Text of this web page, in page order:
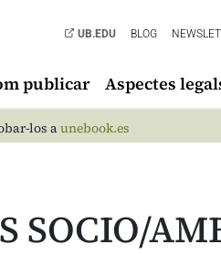
UB.EDU BLOG
publicar Aspectes
los aunebook.es
SOCIO/